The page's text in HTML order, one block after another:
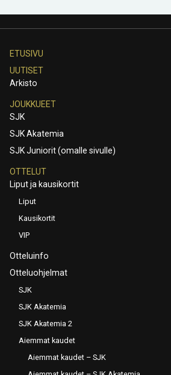
ETUSIVU
UUTISET
Arkisto
JOUKKUEET
SJK
SJK Akatemia
SJK Juniorit (omalle sivulle)
OTTELUT
Liput ja kausikortit
Liput
Kausikortit
VIP
Otteluinfo
Otteluohjelmat
SJK
SJK Akatemia
SJK Akatemia 2
Aiemmat kaudet
Aiemmat kaudet – SJK